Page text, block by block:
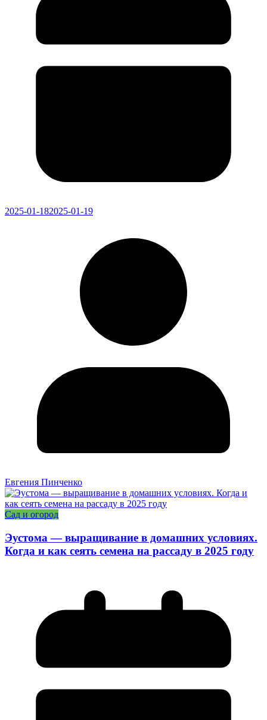
2025-01-182025-01-19
Евгения Пинченко
Сад и огород
Эустома — выращивание в домашних условиях.
Когда и как сеять семена на рассаду в 2025 году